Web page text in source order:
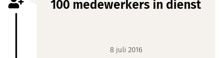
100 medewerkers in dienst
8 juli 2016